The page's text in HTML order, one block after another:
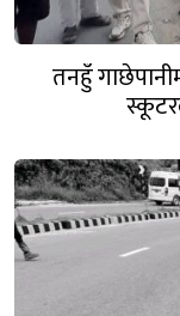
तनहुँ